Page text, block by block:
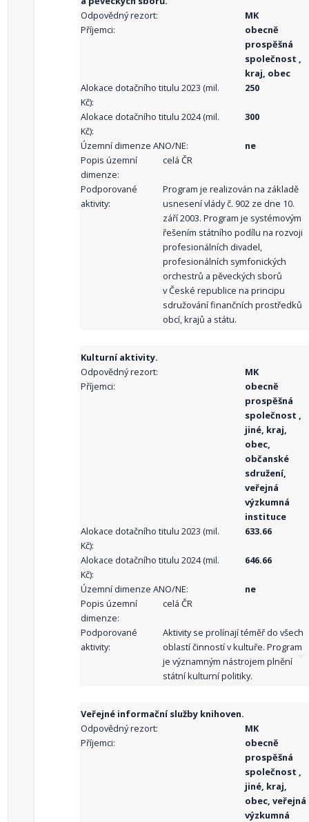
Odpovědný rezort:
MK
Příjemci:
obecně
prospěšná
společnost ,
kraj, obec
Alokace dotačního titulu 2023 (mil.
Kč):
250
Alokace dotačního titulu 2024 (mil.
Kč):
300
Územní dimenze ANO/NE:
ne
Popis územní
dimenze:
celá ČR
Podporované
aktivity:
Program je realizován na základě
usnesení vlády č. 902 ze dne 10.
září 2003. Program je systémovým
řešením státního podílu na rozvoji
profesionálních divadel,
profesionálních symfonických
orchestrů a pěveckých sborů
v České republice na principu
sdružování finančních prostředků
obcí, krajů a státu.
Kulturní aktivity.
Odpovědný rezort:
MK
Příjemci:
obecně
prospěšná
společnost ,
jiné, kraj,
obec,
občanské
sdružení,
veřejná
výzkumná
instituce
Alokace dotačního titulu 2023 (mil.
Kč):
633.66
Alokace dotačního titulu 2024 (mil.
Kč):
646.66
Územní dimenze ANO/NE:
ne
Popis územní
dimenze:
celá ČR
Podporované
aktivity:
Aktivity se prolínají téměř do všech
oblastí činností v kultuře. Program
je významným nástrojem plnění
státní kulturní politiky.
Veřejné informační služby knihoven.
Odpovědný rezort:
MK
Příjemci:
obecně
prospěšná
společnost ,
jiné, kraj,
obec, veřejná
výzkumná